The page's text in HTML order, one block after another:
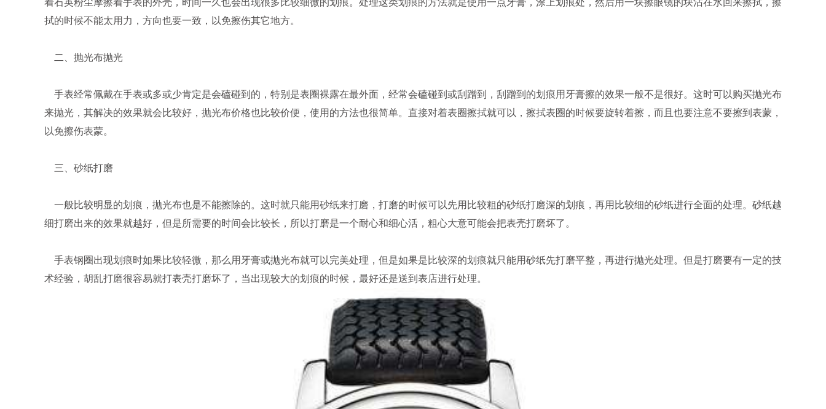
着石英粉尘摩擦着手表的外壳，时间一久也会出现很多比较细微的划痕。处理这类划痕的方法就是使用一点牙膏，涂上划痕处，然后用一块擦眼镜的块沾在水回来擦拭，擦
拭的时候不能太用力，方向也要一致，以免擦伤其它地方。
二、抛光布抛光
手表经常佩戴在手表或多或少肯定是会磕碰到的，特别是表圈裸露在最外面，经常会磕碰到或刮蹭到，刮蹭到的划痕用牙膏擦的效果一般不是很好。这时可以购买抛光布
来抛光，其解决的效果就会比较好，抛光布价格也比较价便，使用的方法也很简单。直接对着表圈擦拭就可以，擦拭表圈的时候要旋转着擦，而且也要注意不要擦到表蒙，
以免擦伤表蒙。
三、砂纸打磨
一般比较明显的划痕，抛光布也是不能擦除的。这时就只能用砂纸来打磨，打磨的时候可以先用比较粗的砂纸打磨深的划痕，再用比较细的砂纸进行全面的处理。砂纸越
细打磨出来的效果就越好，但是所需要的时间会比较长，所以打磨是一个耐心和细心活，粗心大意可能会把表壳打磨坏了。
手表钢圈出现划痕时如果比较轻微，那么用牙膏或抛光布就可以完美处理，但是如果是比较深的划痕就只能用砂纸先打磨平整，再进行抛光处理。但是打磨要有一定的技
术经验，胡乱打磨很容易就打表壳打磨坏了，当出现较大的划痕的时候，最好还是送到表店进行处理。